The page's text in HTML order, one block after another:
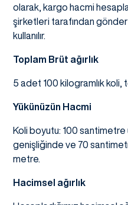
olarak, kargo hacmi
şirketleri tarafından
kullanılır.
Toplam Brüt ağırlık
5 adet 100 kilogramlık
Yükünüzün Hacmi
Koli boyutu: 100
genişliğinde ve 70
metre.
Hacimsel ağırlık